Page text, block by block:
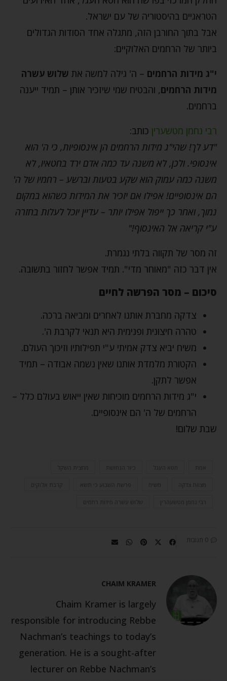
הטראגיים בהיסטוריה של עם ישראל.
אבל בתוך החורבן הזה, מתגלה אחד הסודות הגדולים
ביותר של הרחמים האלוקיים:
י"ג מידות הרחמים – ה' גילה למשה את שלוש עשרה
מידות הרחמים, והבטיח שמי שיזכיר אותן – תמיד ייענה
ברחמים.
רבי נחמן מטשערין כותב:
"דע לך! שהי"ג מידות הרחמים הן אינסופיות, כי ה' הוא
אינסופי. ולכן, לא משנה עד כמה אדם ירד בחטאיו, לא
משנה כמה עמוק הוא שקע בטעות וברשע – רחמיו של ה'
הם אינסופיים! אפילו אם יזכיר את המידות כשהוא במקום
נמוך, ואחר כך ייפול אפילו יותר – עדיין יוכל לעלות בחזרה
ע"י קריאה אל האינסוף!"
זה מסר של תקווה בלתי נגמרת.
אין דבר כזה "מאוחר מדי". תמיד אפשר לחזור בתשובה.
סיכום – מסר הפרשה לחיים
צדקה מחברת אותנו לאחרים ומביאה ברכה.
טהרה חיצונית ופנימית היא תנאי לקרבת ה'.
משיח יביא צדק אמיתי ע"י תפילותיו וזיכוך העולם.
הקטורת מלמדת אותנו שאין נשמה אבודה – תמיד
אפשר לתקן.
י"ג מידות הרחמים מוכיחות שאין ייאוש בעולם כלל –
הרחמים של ה' הם אינסופיים.
שבת שלום!
אמת חטא העגל כיור הנחושת מחצית השקל
מצוות צדקה משיח פרשת השבוע כי תשא קרבת אלוקים
רבי נחמן מטשעהרין שלוש עשרה מידות רחמים
0 תגובות
CHAIM KRAMER
Chaim Kramer is largely
responsible for introducing Rebbe
Nachman’s teachings to today’s
generation. He is a sought-after
lecturer on Rebbe Nachman’s